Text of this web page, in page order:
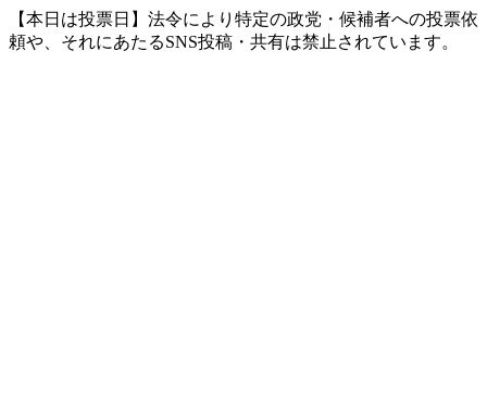
【本日は投票日】法令により特定の政党・候補者への投票依
頼や、それにあたるSNS投稿・共有は禁止されています。